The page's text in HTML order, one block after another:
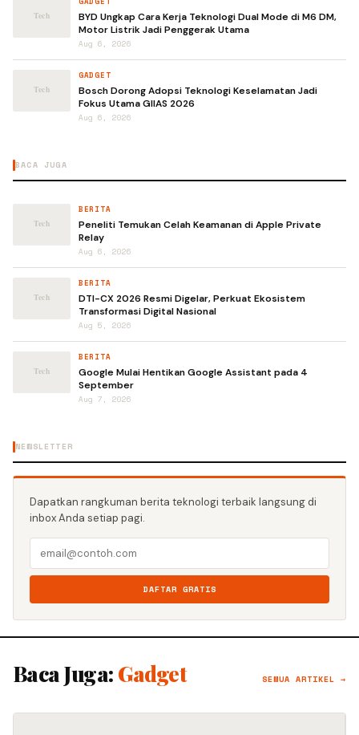
BYD Ungkap Cara Kerja Teknologi Dual Mode di M6 DM,
Motor Listrik Jadi Penggerak Utama
Aug 6, 2026
GADGET
Bosch Dorong Adopsi Teknologi Keselamatan Jadi
Fokus Utama GIIAS 2026
Aug 6, 2026
BACA JUGA
BERITA
Peneliti Temukan Celah Keamanan di Apple Private
Relay
Aug 6, 2026
BERITA
DTI-CX 2026 Resmi Digelar, Perkuat Ekosistem
Transformasi Digital Nasional
Aug 5, 2026
BERITA
Google Mulai Hentikan Google Assistant pada 4
September
Aug 7, 2026
NEWSLETTER
Dapatkan rangkuman berita teknologi terbaik langsung di
inbox Anda setiap pagi.
DAFTAR GRATIS
Baca Juga: Gadget SEMUA ARTIKEL →